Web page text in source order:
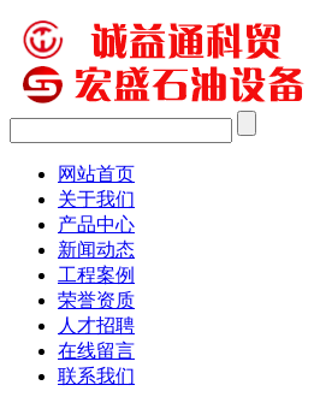
网站首页
关于我们
产品中心
新闻动态
工程案例
荣誉资质
人才招聘
在线留言
联系我们